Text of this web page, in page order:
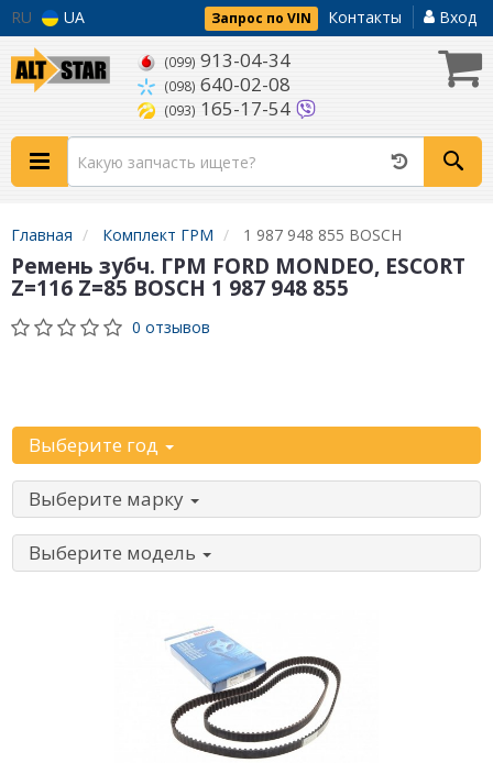
RU UA Запрос по VIN Контакты Вход
(099) 913-04-34
(098) 640-02-08
(093) 165-17-54
Главная Комплект ГРМ 1 987 948 855 BOSCH
Ремень зубч. ГРМ FORD MONDEO, ESCORT
Z=116 Z=85 BOSCH 1 987 948 855
0 отзывов
Выберите год
Выберите марку
Выберите модель